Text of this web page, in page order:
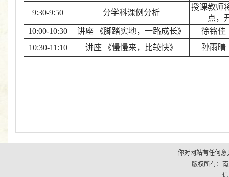
9:30-9:50 分学科课例分析
授课教师
点，
10:00-10:30
讲座 《脚踏实地，一路成长》
徐铭佳
10:30-11:10
讲座 《慢慢来，比较快》 孙雨晴
你对网站有任何
版权所有：